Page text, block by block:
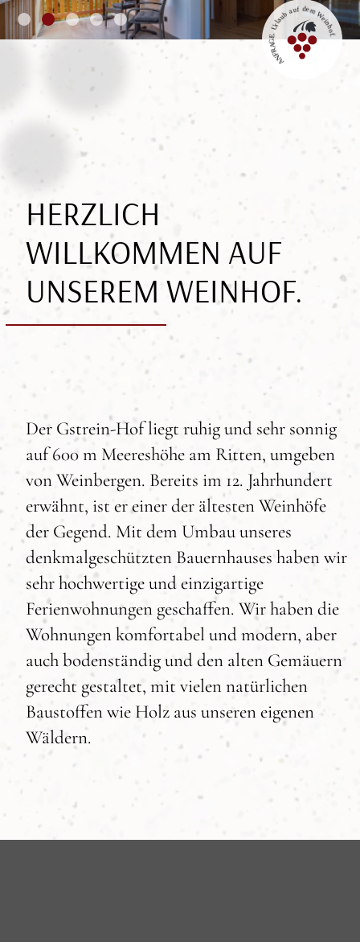
3 4
HERZLICH
WILLKOMMEN AUF
UNSEREM WEINHOF.
Der Gstrein-Hof liegt ruhig und sehr sonnig
auf 600 m Meereshöhe am Ritten, umgeben
von Weinbergen. Bereits im 12. Jahrhundert
erwähnt, ist er einer der ältesten Weinhöfe
der Gegend. Mit dem Umbau unseres
denkmalgeschützten Bauernhauses haben wir
sehr hochwertige und einzigartige
Ferienwohnungen geschaffen. Wir haben die
Wohnungen komfortabel und modern, aber
auch bodenständig und den alten Gemäuern
gerecht gestaltet, mit vielen natürlichen
Baustoffen wie Holz aus unseren eigenen
Wäldern.